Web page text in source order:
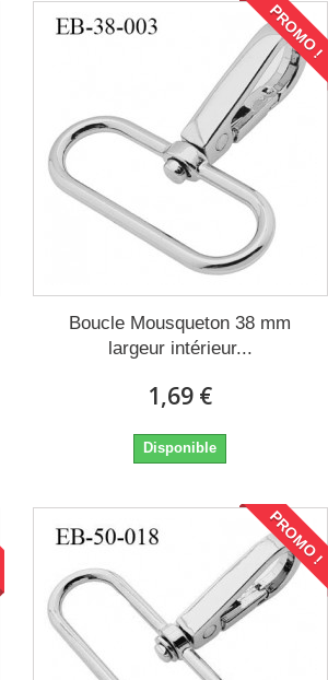
PROMO !
Boucle Mousqueton 38 mm
largeur intérieur...
1,69 €
Disponible
PROMO !